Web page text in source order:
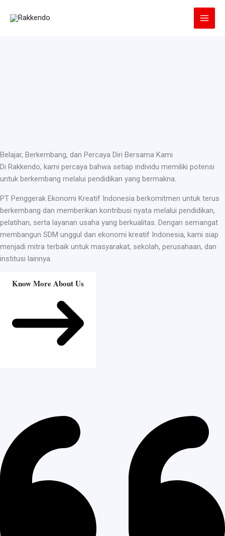
Belajar, Berkembang, dan Percaya Diri Bersama Kami
Di Rakkendo, kami percaya bahwa setiap individu memiliki potensi
untuk berkembang melalui pendidikan yang bermakna.
PT Penggerak Ekonomi Kreatif Indonesia berkomitmen untuk terus
berkembang dan memberikan kontribusi nyata melalui pendidikan,
pelatihan, serta layanan usaha yang berkualitas. Dengan semangat
membangun SDM unggul dan ekonomi kreatif Indonesia, kami siap
menjadi mitra terbaik untuk masyarakat, sekolah, perusahaan, dan
institusi lainnya.
Know More About Us